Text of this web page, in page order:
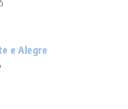
e Alegre